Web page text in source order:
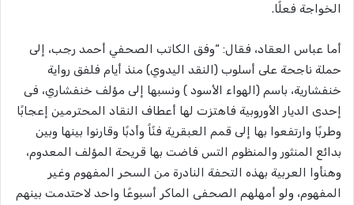
الخواجة فعلًا.
أما عباس العقاد، فقال: “وفق الكاتب الصحفي أحمد رجب، إلى
حملة ناجحة على أسلوب (النقد اليدوي) منذ أيام فلفق رواية
خنفشارية، باسم (الهواء الأسود ) ونسبها إلى مؤلف خنفشاري، فى
إحدى الديار الأوروبية فاهتزت لها أعطاف النقاد المحترمين إعجابًا
وطربًا وارتفعوا بها إلى قمم العبقرية فنًاً وأدبًا وقارنوا بينها وبين
بدائع المنثور والمنظوم التس فاضت بها قريحة المؤلف المعدوم،
وهنأوا العربية بهذه التحفة النادرة من السحر المفهوم وغير
المفهوم، ولو أمهلهم الصحفى الماكر أسبوعًا واحد لاحتدمت بينهم